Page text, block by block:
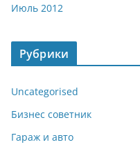
Июль 2012
Рубрики
Uncategorised
Бизнес советник
Гараж и авто